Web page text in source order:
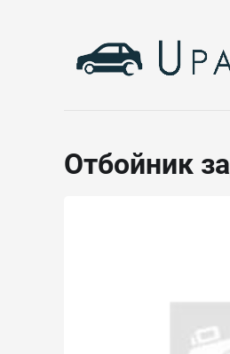
Отбойник